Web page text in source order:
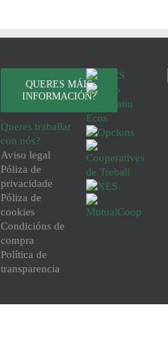
QUERES MÁIS
INFORMACIÓN?
Queres traballar
con nós?
Aviso legal
Póliza de
privacidade
Póliza de
cookies
Condicións de
compra
Política de
transparencia